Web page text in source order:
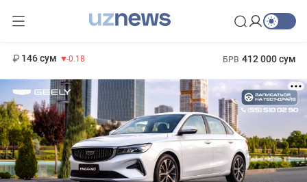
146 сум -0.18 БРВ 412 000 сум